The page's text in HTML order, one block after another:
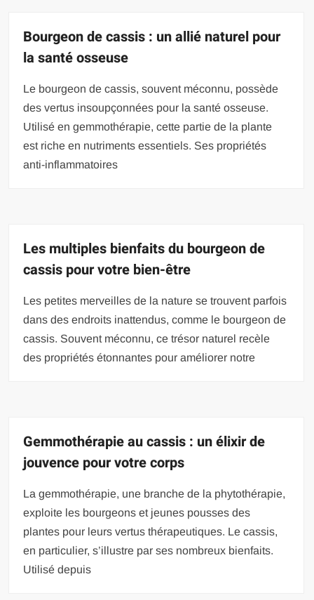
Bourgeon de cassis : un allié naturel pour
la santé osseuse
Le bourgeon de cassis, souvent méconnu, possède
des vertus insoupçonnées pour la santé osseuse.
Utilisé en gemmothérapie, cette partie de la plante
est riche en nutriments essentiels. Ses propriétés
anti-inflammatoires
Les multiples bienfaits du bourgeon de
cassis pour votre bien-être
Les petites merveilles de la nature se trouvent parfois
dans des endroits inattendus, comme le bourgeon de
cassis. Souvent méconnu, ce trésor naturel recèle
des propriétés étonnantes pour améliorer notre
Gemmothérapie au cassis : un élixir de
jouvence pour votre corps
La gemmothérapie, une branche de la phytothérapie,
exploite les bourgeons et jeunes pousses des
plantes pour leurs vertus thérapeutiques. Le cassis,
en particulier, s’illustre par ses nombreux bienfaits.
Utilisé depuis